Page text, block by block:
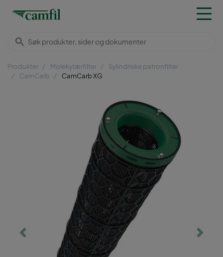
Produkter Molekylærfilter
Sylindriske patronfilter
CamCarb
CamCarb XG